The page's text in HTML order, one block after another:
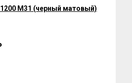
M31 (черный матовый)